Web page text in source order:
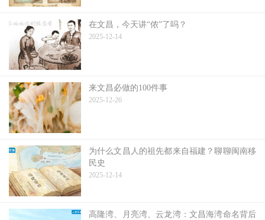
在文昌，今天讲“侬”了吗？
2025-12-14
来文昌必做的100件事
2025-12-26
为什么文昌人的祖先都来自福建？聊聊闽南移
民史
2025-12-14
高隆湾、月亮湾、云龙湾：文昌海湾命名背后